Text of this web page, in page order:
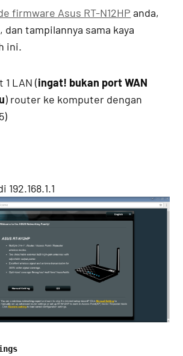
firmware Asus RT-N12HP anda,
tampilannya sama kaya
ini.
LAN (ingat! bukan port WAN
) router ke komputer dengan